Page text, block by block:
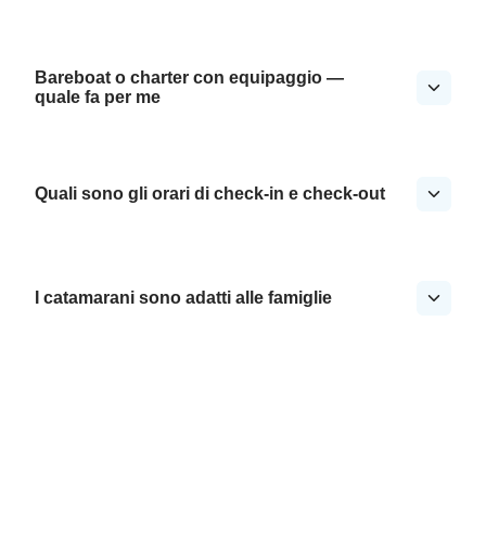
Bareboat o charter con equipaggio —
quale fa per me
Quali sono gli orari di check-in e check-out
I catamarani sono adatti alle famiglie